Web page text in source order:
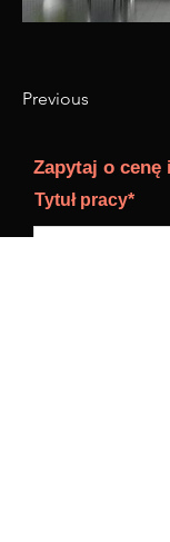
Previous
Zapytaj o cenę
Tytuł pracy*